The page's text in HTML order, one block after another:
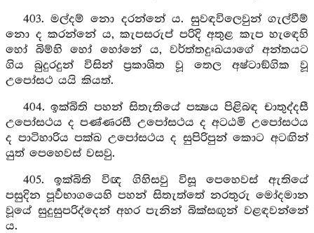
403. මල්දම් නො දරන්නේ ය. සුවඳවිලෙවුන් ගැල්වීම්
නො ද කරන්නේ ය, කැපසරුප් පරිදි අතුළ කැප හැඳෙහි
හෝ බිම්හි හෝ හෝනේ ය, වර්ත්තදුඃඛයාගේ අන්තයට
ගිය බුදුරදුන් විසින් ප්‍රකාශිත වූ තෙල අෂ්ටාඞ්ගික වූ
උපෝසථ යයි කියත්.
404. ඉක්බිති පහන් සිතැතියේ පක්‍ෂය පිළිබඳ චාතුද්දසී
උපෝසථය ද පණ්ණරසී උපෝසථය ද අටඨමි උපෝසථය
ද පාටිහාරිය පක්ඛ උපෝසථය ද සුපිරිපුන් කොට අටඟින්
යුත් පෙහෙවස් වසවු.
405. ඉක්බිති විඥ ගිහිසවු විසූ පෙහෙවස් ඇතියේ
පසුදින පූර්‍වභාගයෙහි පහන් සිතැත්තේ නරතුරු මෝදමාන
වූයේ සුදුසුපරිද්දෙන් අහර පැනින් බික්සඟුන් වළඳවන්නේ
ය.